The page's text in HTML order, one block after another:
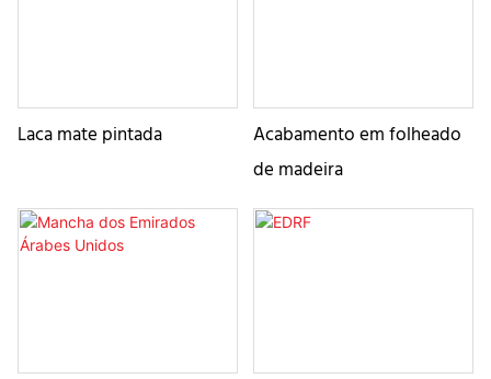
Laca mate pintada
Acabamento em folheado
de madeira